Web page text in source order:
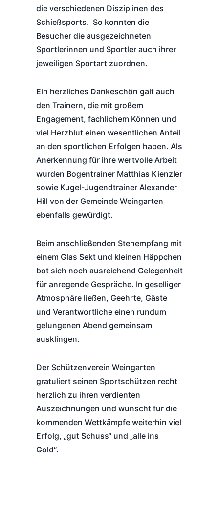
die verschiedenen Disziplinen des
Schießsports. So konnten die
Besucher die ausgezeichneten
Sportlerinnen und Sportler auch ihrer
jeweiligen Sportart zuordnen.
Ein herzliches Dankeschön galt auch
den Trainern, die mit großem
Engagement, fachlichem Können und
viel Herzblut einen wesentlichen Anteil
an den sportlichen Erfolgen haben. Als
Anerkennung für ihre wertvolle Arbeit
wurden Bogentrainer Matthias Kienzler
sowie Kugel-Jugendtrainer Alexander
Hill von der Gemeinde Weingarten
ebenfalls gewürdigt.
Beim anschließenden Stehempfang mit
einem Glas Sekt und kleinen Häppchen
bot sich noch ausreichend Gelegenheit
für anregende Gespräche. In geselliger
Atmosphäre ließen, Geehrte, Gäste
und Verantwortliche einen rundum
gelungenen Abend gemeinsam
ausklingen.
Der Schützenverein Weingarten
gratuliert seinen Sportschützen recht
herzlich zu ihren verdienten
Auszeichnungen und wünscht für die
kommenden Wettkämpfe weiterhin viel
Erfolg, „gut Schuss“ und „alle ins
Gold“.